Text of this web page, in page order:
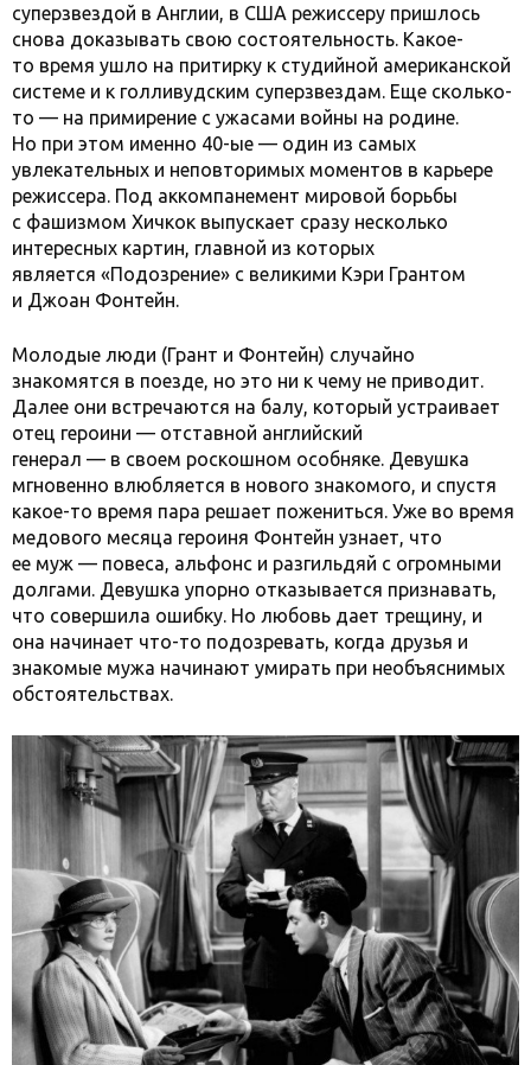
суперзвездой в Англии, в США режиссеру пришлось
снова доказывать свою состоятельность. Какое-
то время ушло на притирку к студийной американской
системе и к голливудским суперзвездам. Еще сколько-
то — на примирение с ужасами войны на родине.
Но при этом именно 40-ые — один из самых
увлекательных и неповторимых моментов в карьере
режиссера. Под аккомпанемент мировой борьбы
с фашизмом Хичкок выпускает сразу несколько
интересных картин, главной из которых
является «Подозрение» с великими Кэри Грантом
и Джоан Фонтейн.
Молодые люди (Грант и Фонтейн) случайно
знакомятся в поезде, но это ни к чему не приводит.
Далее они встречаются на балу, который устраивает
отец героини — отставной английский
генерал — в своем роскошном особняке. Девушка
мгновенно влюбляется в нового знакомого, и спустя
какое-то время пара решает пожениться. Уже во время
медового месяца героиня Фонтейн узнает, что
ее муж — повеса, альфонс и разгильдяй с огромными
долгами. Девушка упорно отказывается признавать,
что совершила ошибку. Но любовь дает трещину, и
она начинает что-то подозревать, когда друзья и
знакомые мужа начинают умирать при необъяснимых
обстоятельствах.